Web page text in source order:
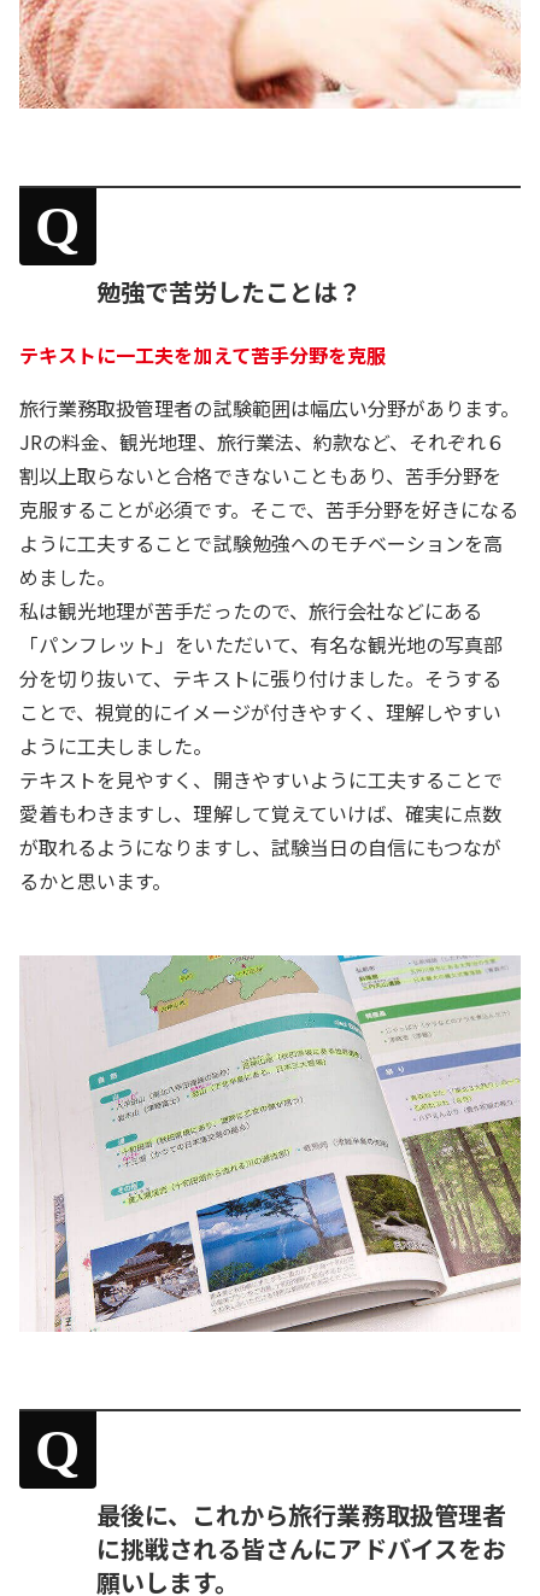
Q
勉強で苦労したことは？
テキストに一工夫を加えて苦手分野を克服
旅行業務取扱管理者の試験範囲は幅広い分野があります。
JRの料金、観光地理、旅行業法、約款など、それぞれ６
割以上取らないと合格できないこともあり、苦手分野を
克服することが必須です。そこで、苦手分野を好きになる
ように工夫することで試験勉強へのモチベーションを高
めました。
私は観光地理が苦手だったので、旅行会社などにある
「パンフレット」をいただいて、有名な観光地の写真部
分を切り抜いて、テキストに張り付けました。そうする
ことで、視覚的にイメージが付きやすく、理解しやすい
ように工夫しました。
テキストを見やすく、開きやすいように工夫することで
愛着もわきますし、理解して覚えていけば、確実に点数
が取れるようになりますし、試験当日の自信にもつなが
るかと思います。
Q
最後に、これから旅行業務取扱管理者
に挑戦される皆さんにアドバイスをお
願いします。